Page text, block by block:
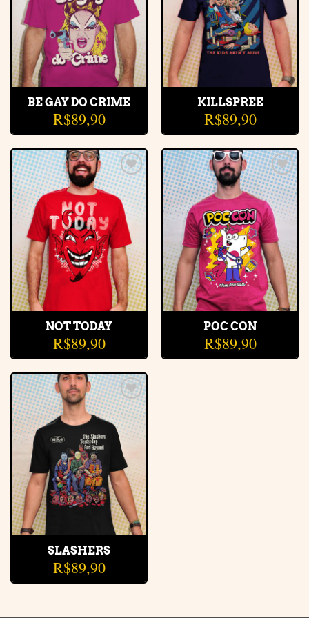
BE GAY DO CRIME
R$89,90
KILLSPREE
R$89,90
Adicionar
à lista de
desejos
NOT TODAY
R$89,90
Adicionar
à lista de
desejos
POC CON
R$89,90
Adicionar
à lista de
desejos
SLASHERS
R$89,90